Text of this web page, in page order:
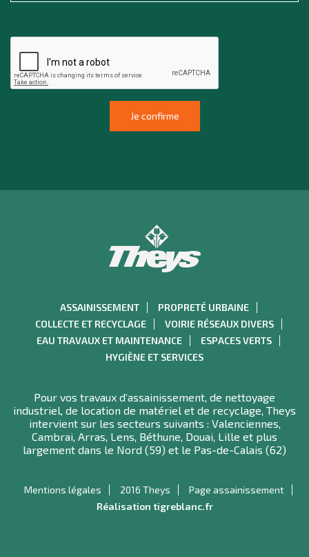
ASSAINISSEMENT
PROPRETÉ URBAINE
COLLECTE ET RECYCLAGE
VOIRIE RÉSEAUX DIVERS
EAU TRAVAUX ET MAINTENANCE
ESPACES VERTS
HYGIÈNE ET SERVICES
Pour vos travaux d’assainissement, de nettoyage
industriel, de location de matériel et de recyclage, Theys
intervient sur les secteurs suivants : Valenciennes,
Cambrai, Arras, Lens, Béthune, Douai, Lille et plus
largement dans le Nord (59) et le Pas-de-Calais (62)
Mentions légales 2016 Theys
Page assainissement
Réalisation tigreblanc.fr